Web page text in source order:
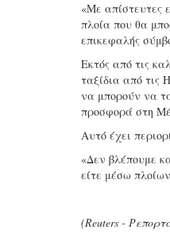
«Με απίστευτες
πλοία που θα
επικεφαλής
Εκτός από τις
ταξίδια από τις
να μπορούν να
προσφορά στη
Αυτό έχει
«Δεν βλέπουμε
είτε μέσω
(Reuters -